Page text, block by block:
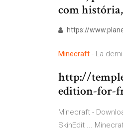
com
https://
Minecraft - La
http://
edition-for-
Minecraft -
SkinEdit ...